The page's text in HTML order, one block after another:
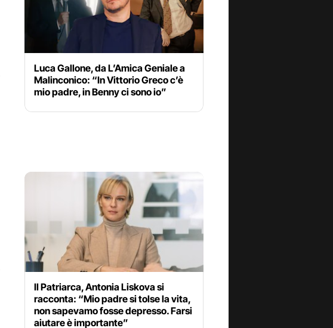
Luca Gallone, da L’Amica Geniale a
Malinconico: “In Vittorio Greco c’è
mio padre, in Benny ci sono io”
Il Patriarca, Antonia Liskova si
racconta: “Mio padre si tolse la vita,
non sapevamo fosse depresso. Farsi
aiutare è importante”